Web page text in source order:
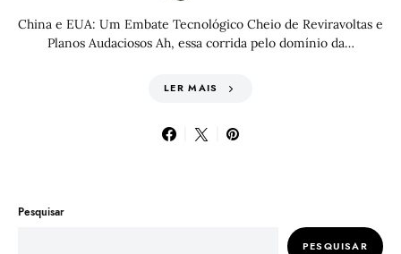
China e EUA: Um Embate Tecnológico Cheio de Reviravoltas e
Planos Audaciosos Ah, essa corrida pelo domínio da…
LER MAIS
Pesquisar
PESQUISAR